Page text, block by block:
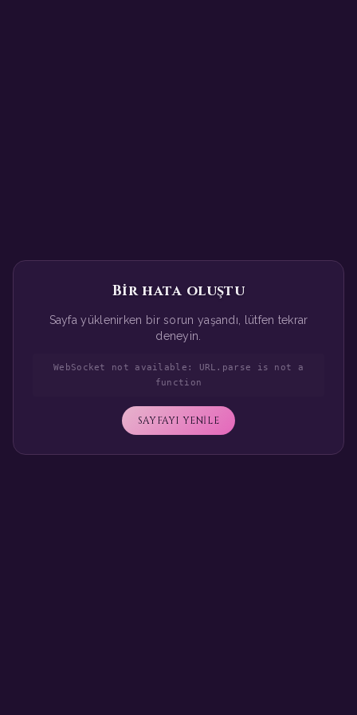
Bir hata oluştu
Sayfa yüklenirken bir sorun yaşandı, lütfen tekrar
deneyin.
WebSocket not available: URL.parse is not a
function
SAYFAYI YENİLE